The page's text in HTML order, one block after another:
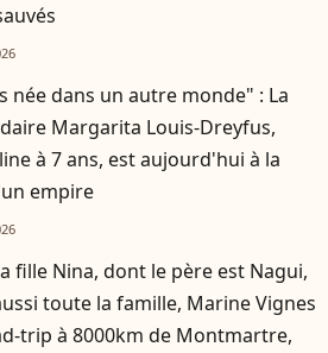
née dans un autre monde" : La
Margarita Louis-Dreyfus,
à 7 ans, est aujourd'hui à la
empire
fille Nina, dont le père est Nagui,
toute la famille, Marine Vignes
trip à 8000km de Montmartre,